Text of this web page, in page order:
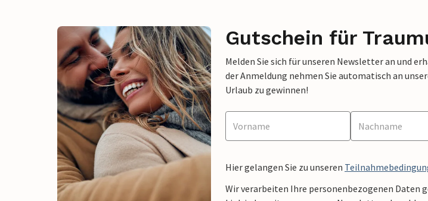
Gutschein für
Melden Sie sich für unseren Newsletter an und
der Anmeldung nehmen Sie automatisch an
Urlaub zu gewinnen!
Hier gelangen Sie zu unseren
Wir verarbeiten Ihre personenbezogenen Daten